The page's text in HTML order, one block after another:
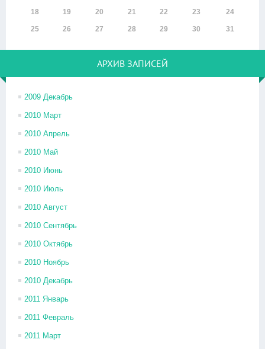
18 19 20 21 22 23 24
25 26 27 28 29 30 31
АРХИВ ЗАПИСЕЙ
2009 Декабрь
2010 Март
2010 Апрель
2010 Май
2010 Июнь
2010 Июль
2010 Август
2010 Сентябрь
2010 Октябрь
2010 Ноябрь
2010 Декабрь
2011 Январь
2011 Февраль
2011 Март